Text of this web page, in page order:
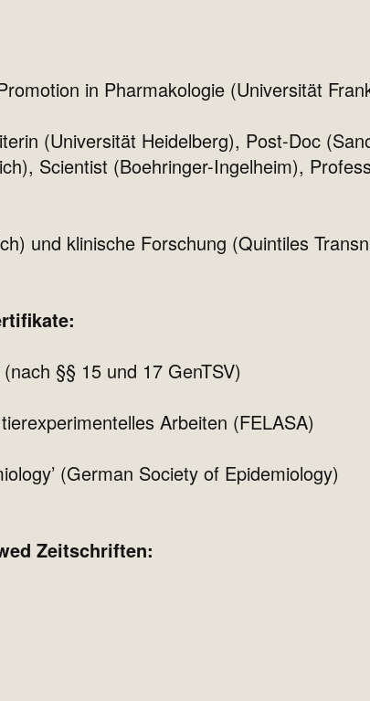
in Pharmakologie (Universität
(Universität Heidelberg), Post-Doc
Scientist (Boehringer-Ingelheim),
und klinische Forschung (Quintiles
§§ 15 und 17 GenTSV)
Arbeiten (FELASA)
(German Society of Epidemiology)
Zeitschriften: